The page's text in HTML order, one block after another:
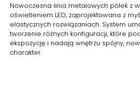
Nowoczesna linia metalowych półek z
oświetleniem LED, zaprojektowana z
elastycznych rozwiązaniach. System
tworzenie różnych konfiguracji, które
ekspozycję i nadają wnętrzu spójny,
charakter.